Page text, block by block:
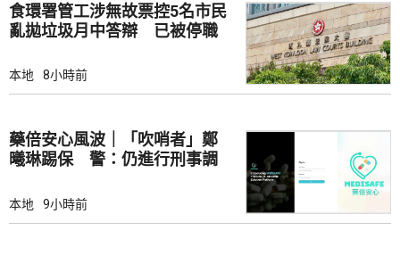
食環署管工涉無故票控5名市民
亂拋垃圾月中答辯 已被停職
本地 8小時前
藥倍安心風波｜「吹哨者」鄭
曦琳踢保 警：仍進行刑事調
本地 9小時前